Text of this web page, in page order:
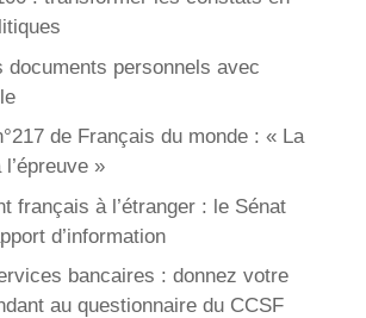
documents personnels avec
de Français du monde : « La
»
français à l’étranger : le Sénat
d’information
bancaires : donnez votre
au questionnaire du CCSF